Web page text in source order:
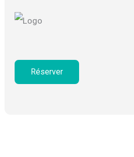
Réserver